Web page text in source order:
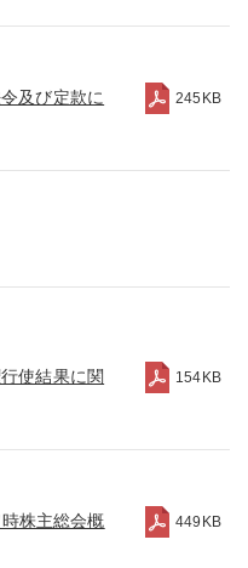
及び定款に
245KB
使結果に関
154KB
株主総会概
449KB